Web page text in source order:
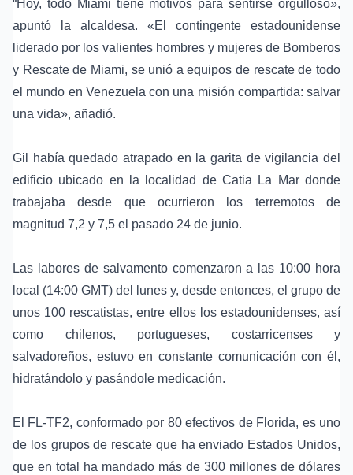
“Hoy, todo Miami tiene motivos para sentirse orgulloso»,
apuntó la alcaldesa. «El contingente estadounidense
liderado por los valientes hombres y mujeres de Bomberos
y Rescate de Miami, se unió a equipos de rescate de todo
el mundo en Venezuela con una misión compartida: salvar
una vida», añadió.
Gil había quedado atrapado en la garita de vigilancia del
edificio ubicado en la localidad de Catia La Mar donde
trabajaba desde que ocurrieron los terremotos de
magnitud 7,2 y 7,5 el pasado 24 de junio.
Las labores de salvamento comenzaron a las 10:00 hora
local (14:00 GMT) del lunes y, desde entonces, el grupo de
unos 100 rescatistas, entre ellos los estadounidenses, así
como chilenos, portugueses, costarricenses y
salvadoreños, estuvo en constante comunicación con él,
hidratándolo y pasándole medicación.
El FL-TF2, conformado por 80 efectivos de Florida, es uno
de los grupos de rescate que ha enviado Estados Unidos,
que en total ha mandado más de 300 millones de dólares